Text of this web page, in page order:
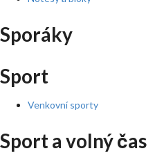
Sporáky
Sport
Venkovní sporty
Sport a volný čas